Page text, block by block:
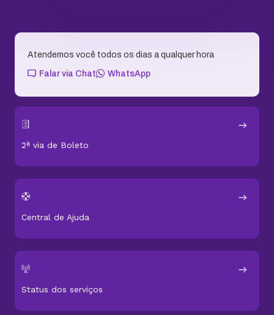
Atendemos você todos os dias a qualquer hora
Falar via Chat WhatsApp
2ª via de Boleto
Central de Ajuda
Status dos serviços